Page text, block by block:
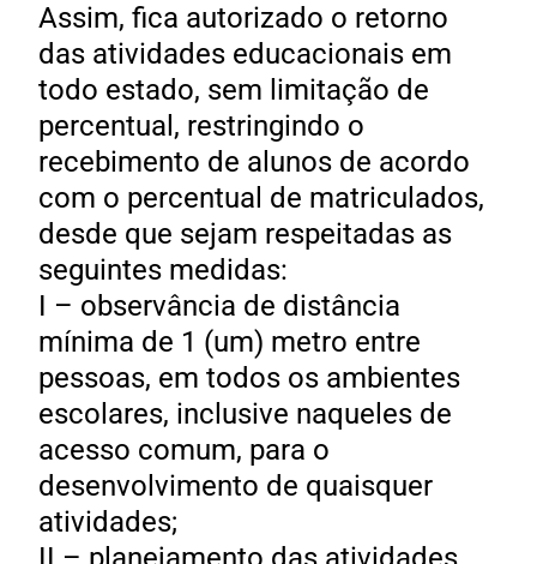
Assim, fica autorizado o retorno
das atividades educacionais em
todo estado, sem limitação de
percentual, restringindo o
recebimento de alunos de acordo
com o percentual de matriculados,
desde que sejam respeitadas as
seguintes medidas:
I – observância de distância
mínima de 1 (um) metro entre
pessoas, em todos os ambientes
escolares, inclusive naqueles de
acesso comum, para o
desenvolvimento de quaisquer
atividades;